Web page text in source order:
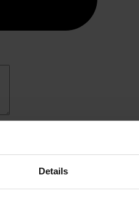
Details
op de garage, 2003